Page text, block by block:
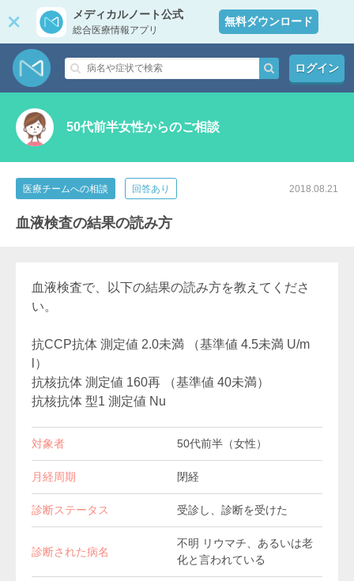
メディカルノート公式
総合医療情報アプリ
無料ダウンロード
ログイン
50代前半女性からのご相談
医療チームへの相談 回答あり 2018.08.21
血液検査の結果の読み方
血液検査で、以下の結果の読み方を教えてくださ
い。
抗CCP抗体 測定値 2.0未満 （基準値 4.5未満 U/m
l）
抗核抗体 測定値 160再 （基準値 40未満）
抗核抗体 型1 測定値 Nu
対象者 50代前半（女性）
月経周期 閉経
診断ステータス 受診し、診断を受けた
診断された病名
不明 リウマチ、あるいは老
化と言われている